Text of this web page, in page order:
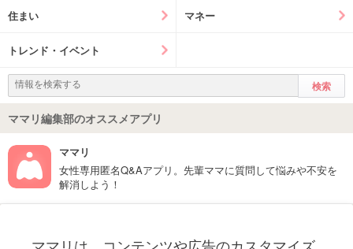
住まい マネー
トレンド・イベント
ママリ編集部のオススメアプリ
ママリ
女性専用匿名Q&Aアプリ。先輩ママに質問して悩みや不安を
解消しよう！
ママリは、コンテンツや広告のカスタマイズ